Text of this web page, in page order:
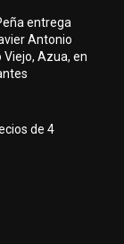
entrega
Antonio
Azua, en
de 4